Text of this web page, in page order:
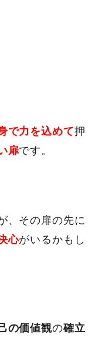
で力を込めて押
扉です。
、その扉の先に
心がいるかもし
の価値観の確立